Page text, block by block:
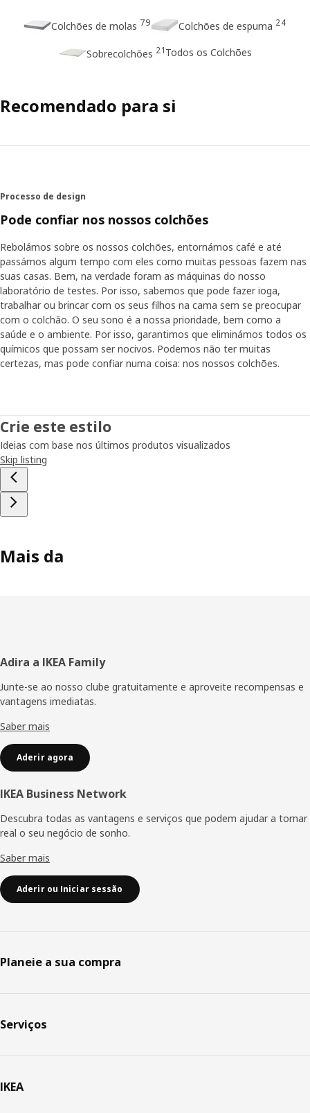
Colchões de molas 79 Colchões de espuma 24
Sobrecolchões 21Todos os Colchões
Recomendado para si
Processo de design
Pode confiar nos nossos colchões
Rebolámos sobre os nossos colchões, entornámos café e até
passámos algum tempo com eles como muitas pessoas fazem nas
suas casas. Bem, na verdade foram as máquinas do nosso
laboratório de testes. Por isso, sabemos que pode fazer ioga,
trabalhar ou brincar com os seus filhos na cama sem se preocupar
com o colchão. O seu sono é a nossa prioridade, bem como a
saúde e o ambiente. Por isso, garantimos que eliminámos todos os
químicos que possam ser nocivos. Podemos não ter muitas
certezas, mas pode confiar numa coisa: nos nossos colchões.
Crie este estilo
Ideias com base nos últimos produtos visualizados
Skip listing
Mais da
Rodapé
Adira a IKEA Family
Junte-se ao nosso clube gratuitamente e aproveite recompensas e
vantagens imediatas.
Saber mais
Aderir agora
IKEA Business Network
Descubra todas as vantagens e serviços que podem ajudar a tornar
real o seu negócio de sonho.
Saber mais
Aderir ou Iniciar sessão
Planeie a sua compra
Serviços
IKEA